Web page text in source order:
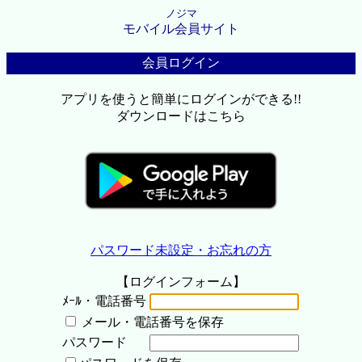
ノジマ
モバイル会員サイト
会員ログイン
アプリを使うと簡単にログインができる!!
ダウンロードはこちら
パスワード未設定・お忘れの方
【ログインフォーム】
ﾒｰﾙ・電話番号
メール・電話番号を保存
パスワード